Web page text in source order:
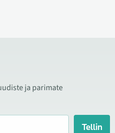
ja parimate
Tellin